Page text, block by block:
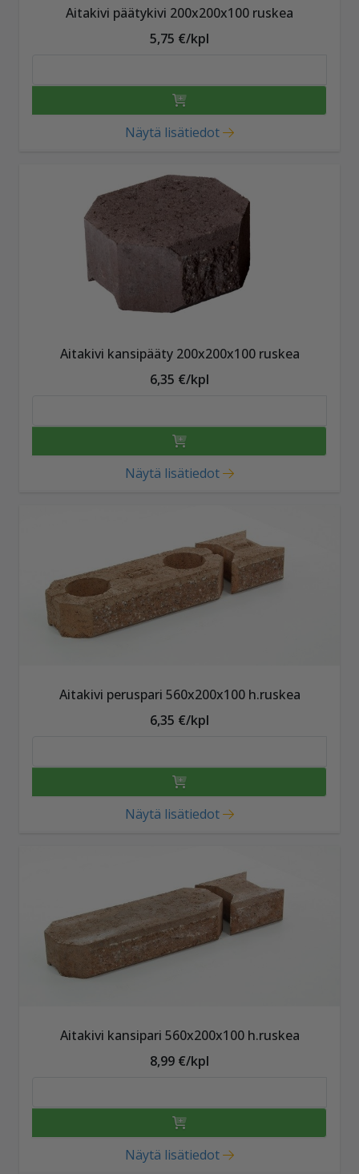
Aitakivi päätykivi 200x200x100 ruskea
5,75 €/kpl
Näytä lisätiedot
Aitakivi kansipääty 200x200x100 ruskea
6,35 €/kpl
Näytä lisätiedot
Aitakivi peruspari 560x200x100 h.ruskea
6,35 €/kpl
Näytä lisätiedot
Aitakivi kansipari 560x200x100 h.ruskea
8,99 €/kpl
Näytä lisätiedot